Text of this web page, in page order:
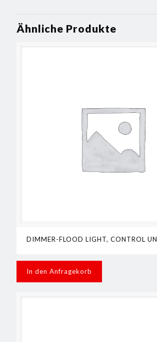
Ähnliche Produkte
DIMMER-FLOOD LIGHT, CONTROL UN
In den Anfragekorb